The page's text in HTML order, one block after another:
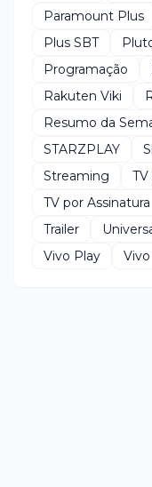
Paramount Plus
Plus SBT
Programação
Rakuten Viki
Resumo da
STARZPLAY
Streaming
TV por Assinatura
Trailer
Vivo Play